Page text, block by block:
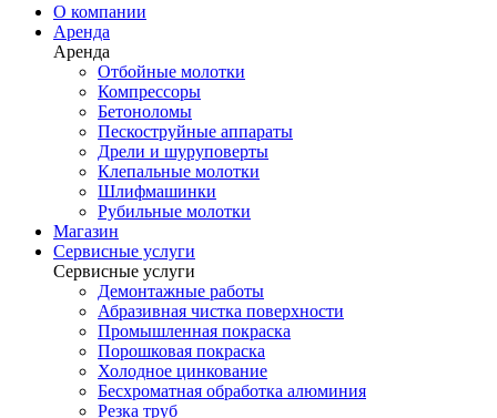
О компании
Аренда
Аренда
Отбойные молотки
Компрессоры
Бетоноломы
Пескоструйные аппараты
Дрели и шуруповерты
Клепальные молотки
Шлифмашинки
Рубильные молотки
Магазин
Сервисные услуги
Сервисные услуги
Демонтажные работы
Абразивная чистка поверхности
Промышленная покраска
Порошковая покраска
Холодное цинкование
Бесхроматная обработка алюминия
Резка труб